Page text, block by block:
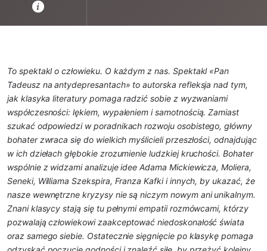
To spektakl o człowieku. O każdym z nas. Spektakl «Pan
Tadeusz na antydepresantach» to autorska refleksja nad tym,
jak klasyka literatury pomaga radzić sobie z wyzwaniami
współczesności: lękiem, wypaleniem i samotnością. Zamiast
szukać odpowiedzi w poradnikach rozwoju osobistego, główny
bohater zwraca się do wielkich myślicieli przeszłości, odnajdując
w ich dziełach głębokie zrozumienie ludzkiej kruchości. Bohater
wspólnie z widzami analizuje idee Adama Mickiewicza, Moliera,
Seneki, Williama Szekspira, Franza Kafki i innych, by ukazać, że
nasze wewnętrzne kryzysy nie są niczym nowym ani unikalnym.
Znani klasycy stają się tu pełnymi empatii rozmówcami, którzy
pozwalają człowiekowi zaakceptować niedoskonałość świata
oraz samego siebie. Ostatecznie sięgnięcie po klasykę pomaga